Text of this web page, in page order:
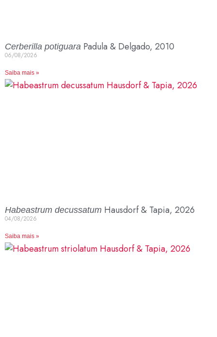
Cerberilla potiguara Padula & Delgado, 2010
06/08/2026
Saiba mais »
Habeastrum decussatum Hausdorf & Tapia, 2026
04/08/2026
Saiba mais »